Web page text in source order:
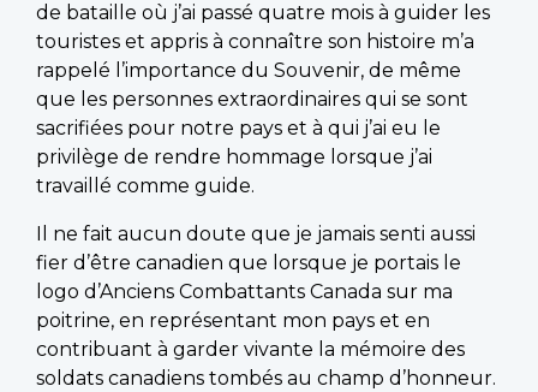
de bataille où j’ai passé quatre mois à guider les
touristes et appris à connaître son histoire m’a
rappelé l’importance du Souvenir, de même
que les personnes extraordinaires qui se sont
sacrifiées pour notre pays et à qui j’ai eu le
privilège de rendre hommage lorsque j’ai
travaillé comme guide.
Il ne fait aucun doute que je jamais senti aussi
fier d’être canadien que lorsque je portais le
logo d’Anciens Combattants Canada sur ma
poitrine, en représentant mon pays et en
contribuant à garder vivante la mémoire des
soldats canadiens tombés au champ d’honneur.